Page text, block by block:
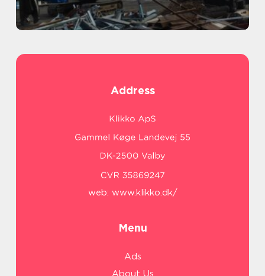
Address
web: www.klikko.dk/
Menu
Ads
About Us